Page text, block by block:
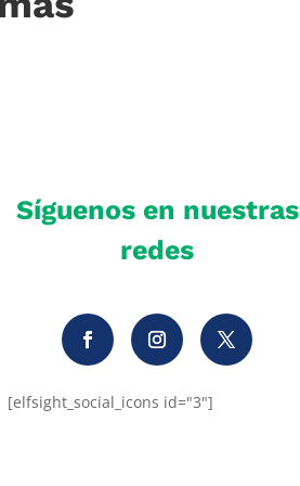
Síguenos en nuestras
redes
[elfsight_social_icons id="3"]